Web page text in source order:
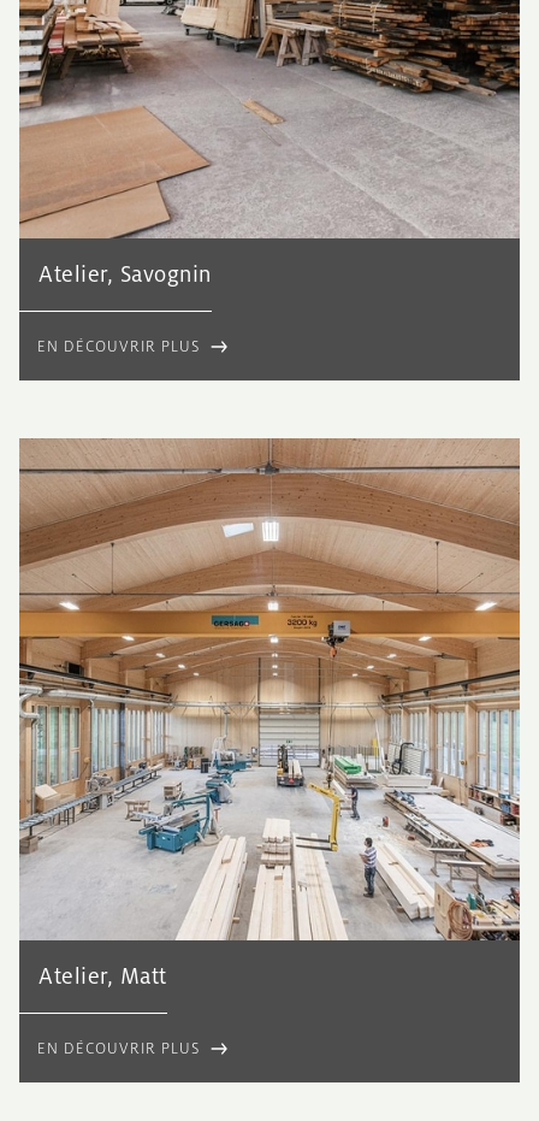
Atelier, Savognin
EN DÉCOUVRIR PLUS
Atelier, Matt
EN DÉCOUVRIR PLUS